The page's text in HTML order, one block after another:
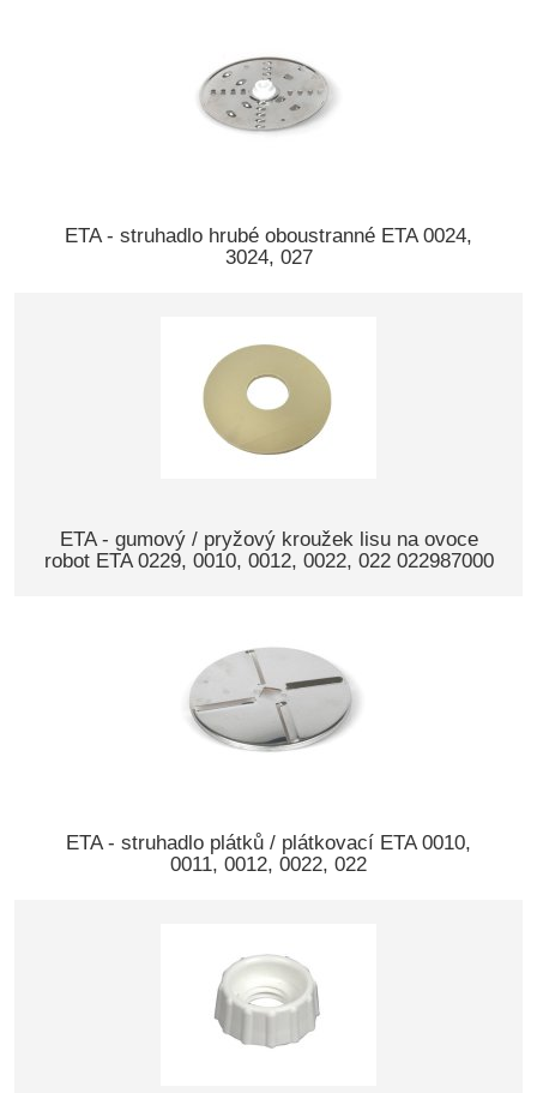
ETA - struhadlo hrubé oboustranné ETA 0024,
3024, 027
ETA - gumový / pryžový kroužek lisu na ovoce
robot ETA 0229, 0010, 0012, 0022, 022 022987000
ETA - struhadlo plátků / plátkovací ETA 0010,
0011, 0012, 0022, 022